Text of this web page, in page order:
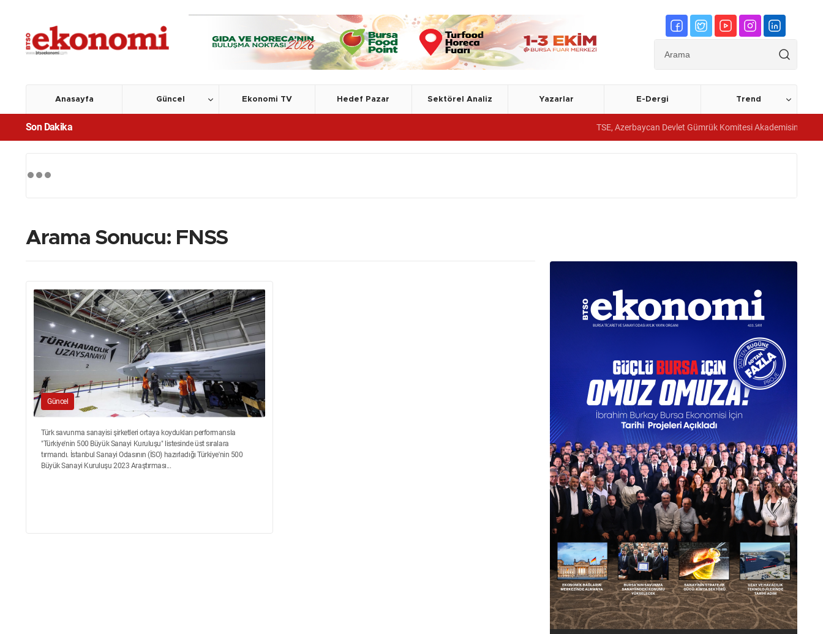
Anasayfa Güncel Ekonomi TV Hedef Pazar Sektörel Analiz Yazarlar E-Dergi Trend
Son Dakika TSE, Azerbaycan Devlet Gümrük Komitesi Akademisine yönetim
Arama Sonucu: FNSS
Güncel
Türk savunma sanayisi şirketleri ortaya koydukları performansla
"Türkiye'nin 500 Büyük Sanayi Kuruluşu" listesinde üst sıralara
tırmandı. İstanbul Sanayi Odasının (İSO) hazırladığı Türkiye'nin 500
Büyük Sanayi Kuruluşu 2023 Araştırması...